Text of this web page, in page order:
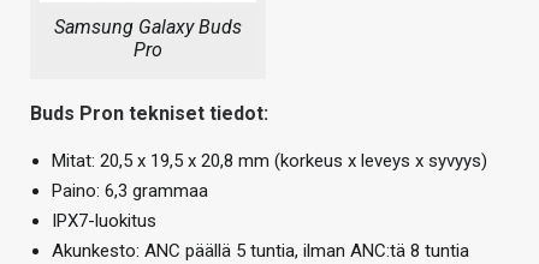
Samsung Galaxy Buds
Pro
Buds Pron tekniset tiedot:
Mitat: 20,5 x 19,5 x 20,8 mm (korkeus x leveys x syvyys)
Paino: 6,3 grammaa
IPX7-luokitus
Akunkesto: ANC päällä 5 tuntia, ilman ANC:tä 8 tuntia